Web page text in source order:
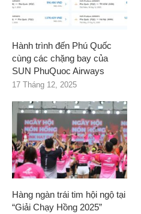
Hành trình đến Phú Quốc
cùng các chặng bay của
SUN PhuQuoc Airways
17 Tháng 12, 2025
Hàng ngàn trái tim hội ngộ tại
“Giải Chạy Hồng 2025”